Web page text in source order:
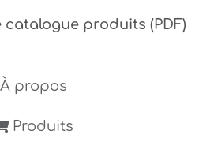
produits (PDF)
À propos
Produits